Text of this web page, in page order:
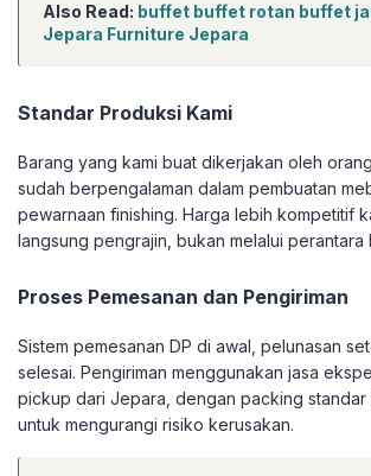
Also Read: buffet buffet rotan buffet
Jepara Furniture Jepara
Standar Produksi Kami
Barang yang kami buat dikerjakan oleh
sudah berpengalaman dalam pembuatan
pewarnaan finishing. Harga lebih kompetitif
langsung pengrajin, bukan melalui perantara
Proses Pemesanan dan Pengiriman
Sistem pemesanan DP di awal, pelunasan
selesai. Pengiriman menggunakan jasa
pickup dari Jepara, dengan packing standar
untuk mengurangi risiko kerusakan.